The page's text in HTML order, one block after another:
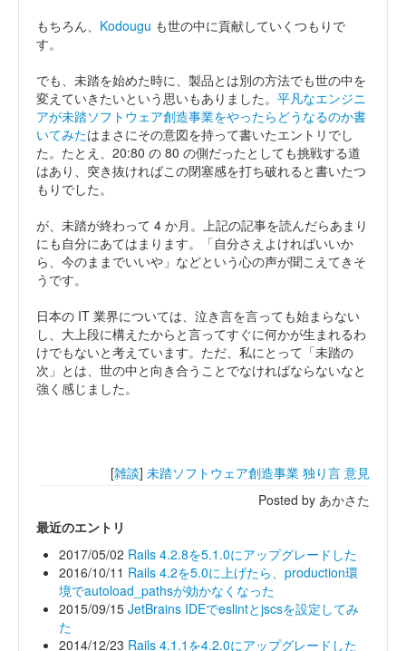
もちろん、 Kodougu も世の中に貢献していくつもりで
す。
でも、未踏を始めた時に、製品とは別の方法でも世の中を
変えていきたいという思いもありました。 平凡なエンジニ
アが未踏ソフトウェア創造事業をやったらどうなるのか書
いてみたはまさにその意図を持って書いたエントリでし
た。たとえ、20:80 の 80 の側だったとしても挑戦する道
はあり、突き抜ければこの閉塞感を打ち破れると書いたつ
もりでした。
が、未踏が終わって 4 か月。上記の記事を読んだらあまり
にも自分にあてはまります。「自分さえよければいいか
ら、今のままでいいや」などという心の声が聞こえてきそ
うです。
日本の IT 業界については、泣き言を言っても始まらない
し、大上段に構えたからと言ってすぐに何かが生まれるわ
けでもないと考えています。ただ、私にとって「未踏の
次」とは、世の中と向き合うことでなければならないなと
強く感じました。
[雑談] 未踏ソフトウェア創造事業 独り言 意見
Posted by あかさた
最近のエントリ
2017/05/02 Rails 4.2.8を5.1.0にアップグレードした
2016/10/11 Rails 4.2を5.0に上げたら、production環
境でautoload_pathsが効かなくなった
2015/09/15 JetBrains IDEでeslintとjscsを設定してみ
た
2014/12/23 Rails 4.1.1を4.2.0にアップグレードした